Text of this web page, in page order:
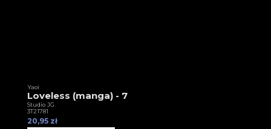
Yaoi
Loveless (manga) - 7
Studio JG
3T21781
20,95 zł